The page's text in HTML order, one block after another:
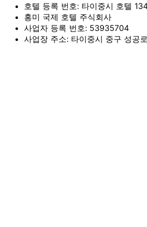
호텔 등록 번호: 타이중시 호텔
홍미 국제 호텔 주식회사
사업자 등록 번호: 53935704
사업장 주소: 타이중시 중구 성공